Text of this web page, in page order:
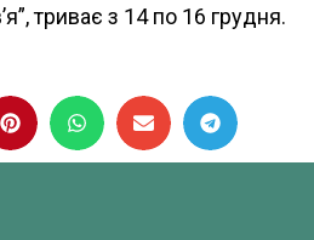
триває з 14 по 16 грудня.